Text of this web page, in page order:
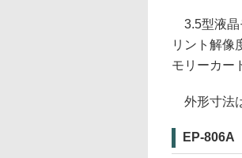
3.5型液晶
リント解像
モリーカー
外形寸法
EP-806A